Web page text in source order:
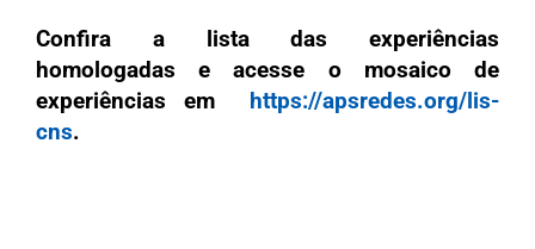
Confira a lista das experiências
homologadas e acesse o mosaico de
experiências em https://apsredes.org/lis-
cns.